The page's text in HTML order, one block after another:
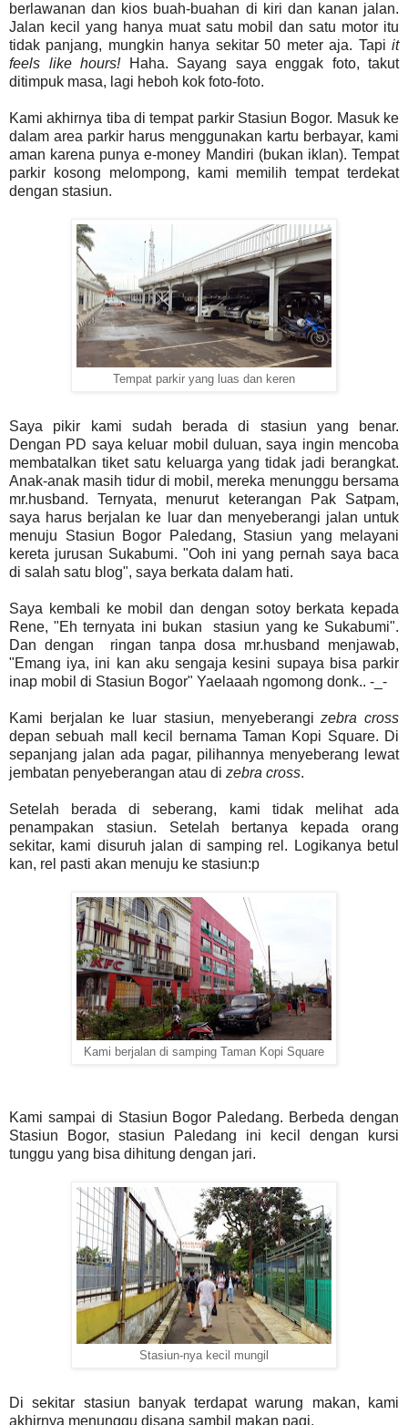
berlawanan dan kios buah-buahan di kiri dan kanan jalan.
Jalan kecil yang hanya muat satu mobil dan satu motor itu
tidak panjang, mungkin hanya sekitar 50 meter aja. Tapi it
feels like hours!Haha. Sayang saya enggak foto, takut
ditimpuk masa, lagi heboh kok foto-foto.
Kami akhirnya tiba di tempat parkir Stasiun Bogor. Masuk ke
dalam area parkir harus menggunakan kartu berbayar, kami
aman karena punya e-money Mandiri (bukan iklan). Tempat
parkir kosong melompong, kami memilih tempat terdekat
dengan stasiun.
Tempat parkir yang luas dan keren
Saya pikir kami sudah berada di stasiun yang benar.
Dengan PD saya keluar mobil duluan, saya ingin mencoba
membatalkan tiket satu keluarga yang tidak jadi berangkat.
Anak-anak masih tidur di mobil, mereka menunggu bersama
mr.husband. Ternyata, menurut keterangan Pak Satpam,
saya harus berjalan ke luar dan menyeberangi jalan untuk
menuju Stasiun Bogor Paledang, Stasiun yang melayani
kereta jurusan Sukabumi. "Ooh ini yang pernah saya baca
di salah satu blog", saya berkata dalam hati.
Saya kembali ke mobil dan dengan sotoy berkata kepada
Rene, "Eh ternyata ini bukan stasiun yang ke Sukabumi".
Dan dengan ringan tanpa dosa mr.husband menjawab,
"Emang iya, ini kan aku sengaja kesini supaya bisa parkir
inap mobil di Stasiun Bogor" Yaelaaah ngomong donk.. -_-
Kami berjalan ke luar stasiun, menyeberangizebra cross
depan sebuah mall kecil bernama Taman Kopi Square. Di
sepanjang jalan ada pagar, pilihannya menyeberang lewat
jembatan penyeberangan atau di zebra cross.
Setelah berada di seberang, kami tidak melihat ada
penampakan stasiun. Setelah bertanya kepada orang
sekitar, kami disuruh jalan di samping rel. Logikanya betul
kan, rel pasti akan menuju ke stasiun:p
Kami berjalan di samping Taman Kopi Square
Kami sampai di Stasiun Bogor Paledang. Berbeda dengan
Stasiun Bogor, stasiun Paledang ini kecil dengan kursi
tunggu yang bisa dihitung dengan jari.
Stasiun-nya kecil mungil
Di sekitar stasiun banyak terdapat warung makan, kami
akhirnya menunggu disana sambil makan pagi.